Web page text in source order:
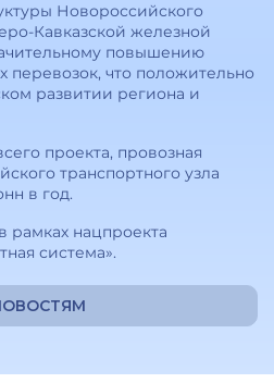
Новороссийского
Кавказской железной
повышению
перевозок, что положительно
развитии региона и
проекта, провозная
транспортного узла
в год.
рамках нацпроекта
система».